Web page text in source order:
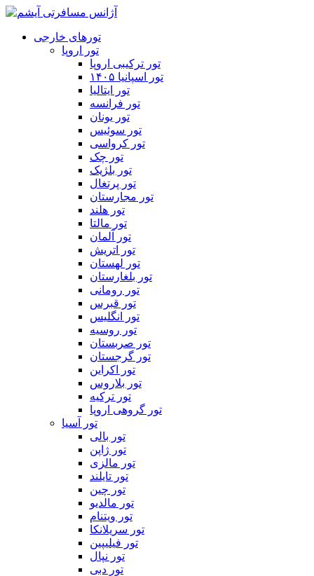
تورهای خارجی
تور اروپا
تور ترکیبی اروپا
تور اسپانیا ۱۴۰۵
تور ایتالیا
تور فرانسه
تور یونان
تور سوئیس
تور کرواسی
تور چک
تور بلژیک
تور پرتغال
تور مجارستان
تور هلند
تور مالتا
تور آلمان
تور اتریش
تور لهستان
تور بلغارستان
تور رومانی
تور قبرس
تور انگلیس
تور روسیه
تور صربستان
تور گرجستان
تور اکراین
تور بلاروس
تور ترکیه
تور گروهی اروپا
تور آسیا
تور بالی
تور ژاپن
تور مالزی
تور تایلند
تور چین
تور مالدیو
تور ویتنام
تور سریلانکا
تور فیلیپین
تور نپال
تور دبی